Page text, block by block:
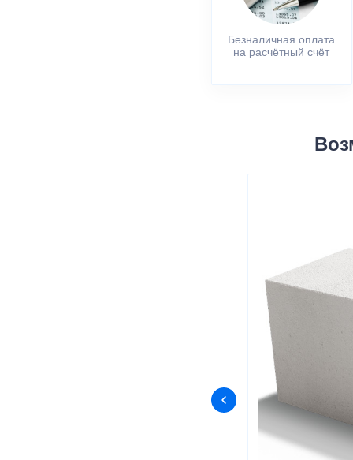
Безналичная оплата
на расчётный счёт